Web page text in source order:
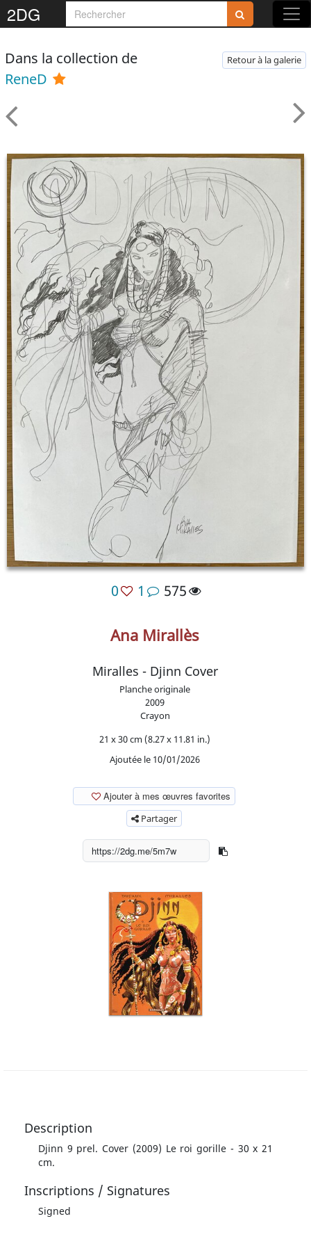
2DG
Dans la collection de
ReneD
Retour à la galerie
0 1 575
Ana Mirallès
Miralles - Djinn Cover
Planche originale
2009
Crayon
21 x 30 cm (8.27 x 11.81 in.)
Ajoutée le 10/01/2026
Ajouter à mes œuvres favorites
Partager
Description
Djinn 9 prel. Cover (2009) Le roi gorille - 30 x 21
cm.
Inscriptions / Signatures
Signed